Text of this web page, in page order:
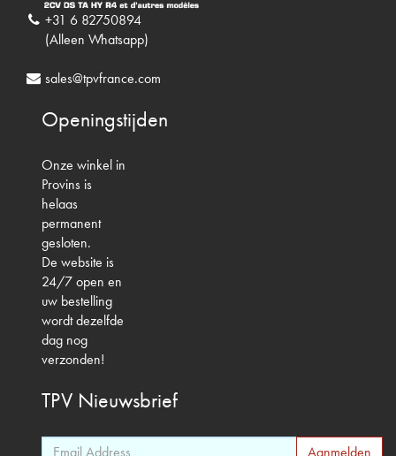
+31 6 82750894
(Alleen Whatsapp)
sales@tpvfrance.com
Openingstijden
Onze winkel in
Provins is
helaas
permanent
gesloten.
De website is
24/7 open en
uw bestelling
wordt dezelfde
dag nog
verzonden!
TPV Nieuwsbrief